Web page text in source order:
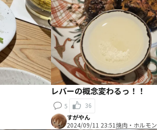
レバーの概念変わるっ！！
5
36
すがやん
2024/09/11 23:51焼肉・ホルモン